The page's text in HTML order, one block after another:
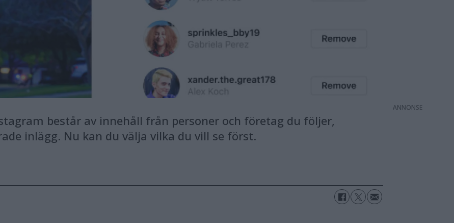
består av innehåll från personer och företag du följer,
inlägg. Nu kan du välja vilka du vill se först.
ANNONS